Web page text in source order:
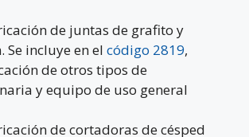
de juntas de grafito y
Se incluye en el código 2819,
de otros tipos de
y equipo de uso general
de cortadoras de césped